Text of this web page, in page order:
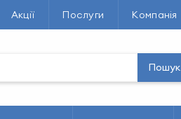
Акції Послуги Компанія
Пошук